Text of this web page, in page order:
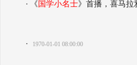
· 《国学小名士》首播，喜马拉
· 1970-01-01 08:00:00